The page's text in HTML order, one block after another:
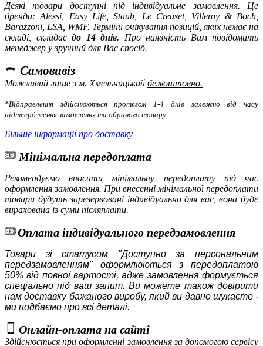
Деякі товари доступні під індивідуальне замовлення. Це
бренди: Alessi, Easy Life, Staub, Le Creuset, Villeroy & Boch,
Barazzoni, LSA, WMF. Терміни очікування позицій, яких немає на
складі, складає до 14 днів. Про наявність Вам повідомить
менеджер у зручний для Вас спосіб.
Самовивіз
Можливий лише з м. Хмельницький безкоштовно.
*Відправлення здійснюються протягом 1-4 днів залежно від часу
підтвердження замовлення та обраного товару.
Більше інформації про доставку
Мінімальна передоплата
Рекомендуємо вносити мінімальну передоплату під час
оформлення замовлення. При внесенні мінімальної передоплати
товари будуть зарезервовані індивідуально для вас, вона буде
вирахована із суми післяплати.
Оплата індивідуального передзамовлення
Товари зі статусом "Доступно за персональним
передзамовленням" оформлюються з передоплатою
50% від повної вартості, адже замовлення формується
спеціально під ваш запит. Ви можете також довірити
нам доставку бажаного виробу, який ви давно шукаєте -
ми подбаємо про всі деталі.
Онлайн-оплата на сайті
Здійснюється при оформленні замовлення за допомогою сервісу